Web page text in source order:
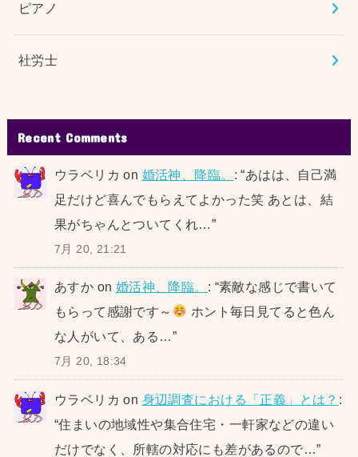
ピアノ
社労士
Recent Comments
ウラベリカ on 婚活神、降臨。 : “あはは、自己満
足だけど喜んでもらえてよかった笑 あとは、結
果がちゃんとついてくれ…”
7月 20, 21:21
あすか on 婚活神、降臨。 : “素敵な感じで書いて
もらって感謝です～
ホント毎日見てると色ん
な人がいて、ある…”
7月 20, 18:34
ウラベリカ on 身辺調査における「正義」とは？ :
“住まいの地域性や集合住宅・一軒家などの違い
だけでなく、所轄の対応にも差があるので…”